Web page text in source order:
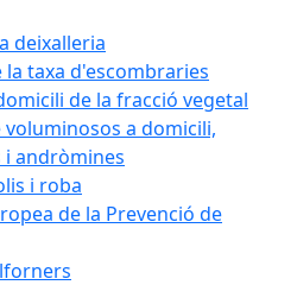
deixalleria
la taxa d'escombraries
de la fracció vegetal
voluminosos a domicili,
andròmines
i roba
de la Prevenció de